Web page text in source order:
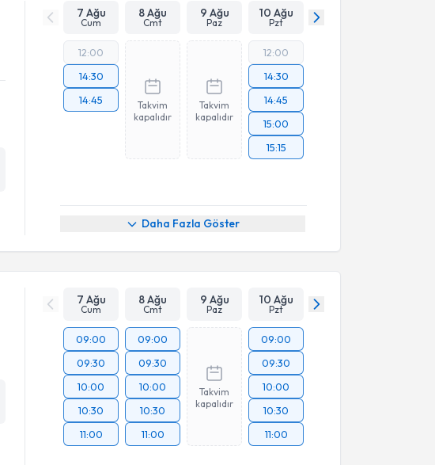
7 Ağu
Cum
8 Ağu
Cmt
9 Ağu
Paz
10 Ağu
Pzt
12:00
14:30
14:45
Takvim
kapalıdır
Takvim
kapalıdır
12:00
14:30
14:45
15:00
15:15
Daha Fazla Göster
7 Ağu
Cum
8 Ağu
Cmt
9 Ağu
Paz
10 Ağu
Pzt
09:00
09:30
10:00
10:30
11:00
09:00
09:30
10:00
10:30
11:00
Takvim
kapalıdır
09:00
09:30
10:00
10:30
11:00